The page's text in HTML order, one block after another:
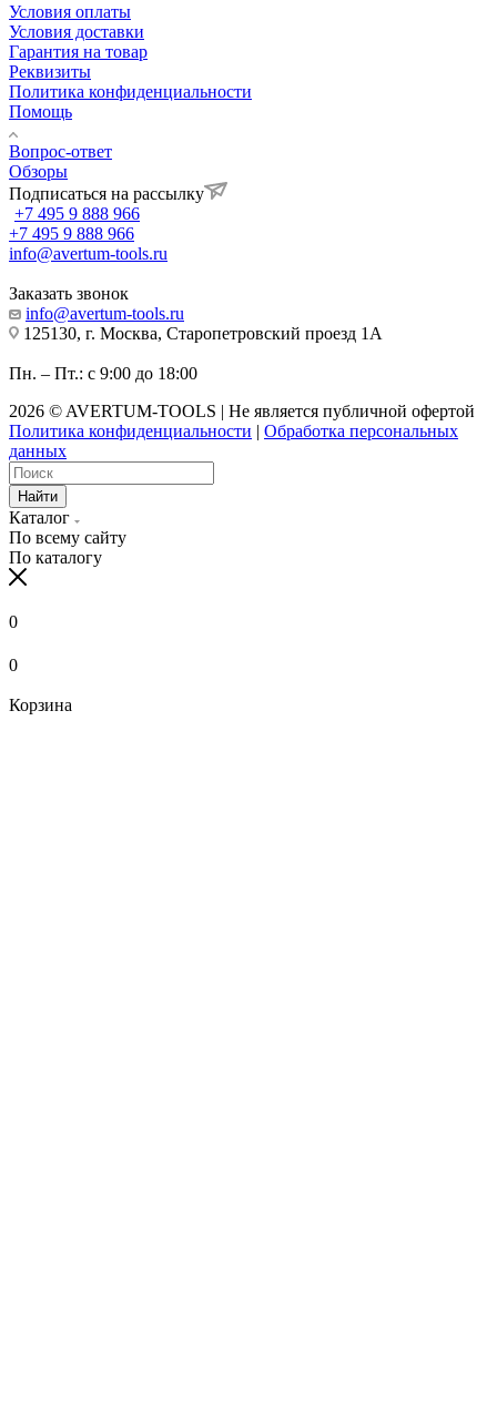
Условия оплаты
Условия доставки
Гарантия на товар
Реквизиты
Политика конфиденциальности
Помощь
Вопрос-ответ
Обзоры
Подписаться на рассылку
+7 495 9 888 966
+7 495 9 888 966
info@avertum-tools.ru
Заказать звонок
info@avertum-tools.ru
125130, г. Москва, Старопетровский проезд 1А
Пн. – Пт.: с 9:00 до 18:00
2026 © AVERTUM-TOOLS | Не является публичной офертой
Политика конфиденциальности | Обработка персональных
данных
Найти
Каталог
По всему сайту
По каталогу
0
0
Корзина